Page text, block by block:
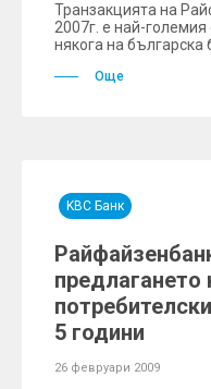
Транзакцията на
2007г. е най-
някога на българска
Още
KBC Банк
предлагането
5 години
26 февруари 2009